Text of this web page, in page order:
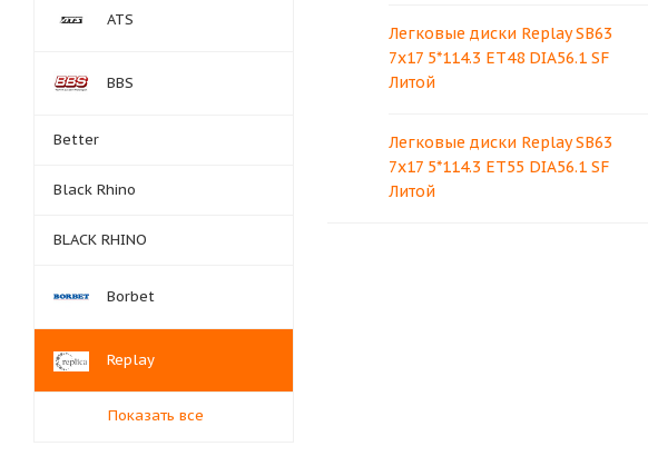
Легковые диски Replay SB63
7x17 5*114.3 ET48 DIA56.1 SF
Литой
Легковые диски Replay SB63
7x17 5*114.3 ET55 DIA56.1 SF
Литой
ATS
BBS
Better
Black Rhino
BLACK RHINO
Borbet
Replay
Показать все